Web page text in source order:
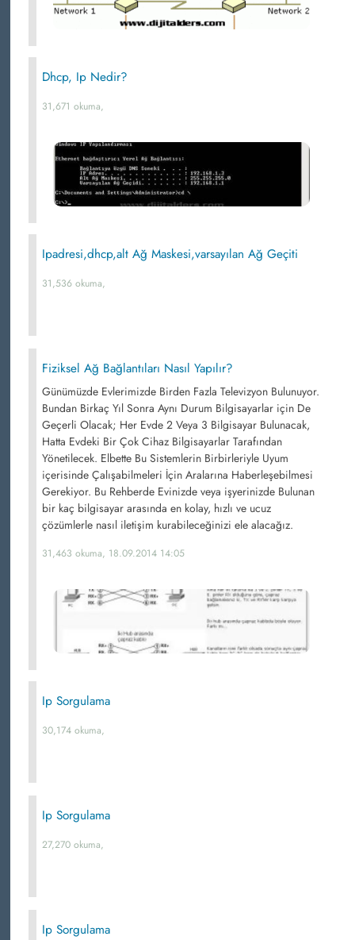
Dhcp, Ip Nedir?
31,671 okuma,
Ipadresi,dhcp,alt Ağ Maskesi,varsayılan Ağ Geçiti
31,536 okuma,
Fiziksel Ağ Bağlantıları Nasıl Yapılır?
Günümüzde Evlerimizde Birden Fazla Televizyon Bulunuyor.
Bundan Birkaç Yıl Sonra Aynı Durum Bilgisayarlar için De
Geçerli Olacak; Her Evde 2 Veya 3 Bilgisayar Bulunacak,
Hatta Evdeki Bir Çok Cihaz Bilgisayarlar Tarafından
Yönetilecek. Elbette Bu Sistemlerin Birbirleriyle Uyum
içerisinde Çalışabilmeleri İçin Aralarına Haberleşebilmesi
Gerekiyor. Bu Rehberde Evinizde veya işyerinizde Bulunan
bir kaç bilgisayar arasında en kolay, hızlı ve ucuz
çözümlerle nasıl iletişim kurabileceğinizi ele alacağız.
31,463 okuma, 18.09.2014 14:05
Ip Sorgulama
30,174 okuma,
Ip Sorgulama
27,270 okuma,
Ip Sorgulama